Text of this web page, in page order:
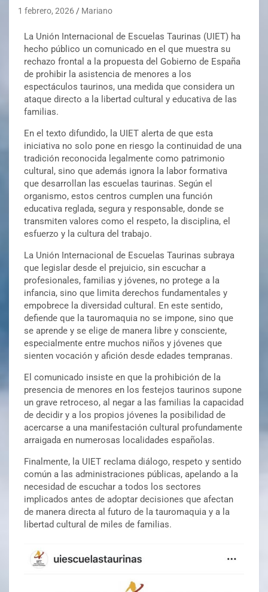
1 febrero, 2026 Mariano
La Unión Internacional de Escuelas Taurinas (UIET) ha
hecho público un comunicado en el que muestra su
rechazo frontal a la propuesta del Gobierno de España
de prohibir la asistencia de menores a los
espectáculos taurinos, una medida que considera un
ataque directo a la libertad cultural y educativa de las
familias.
En el texto difundido, la UIET alerta de que esta
iniciativa no solo pone en riesgo la continuidad de una
tradición reconocida legalmente como patrimonio
cultural, sino que además ignora la labor formativa
que desarrollan las escuelas taurinas. Según el
organismo, estos centros cumplen una función
educativa reglada, segura y responsable, donde se
transmiten valores como el respeto, la disciplina, el
esfuerzo y la cultura del trabajo.
La Unión Internacional de Escuelas Taurinas subraya
que legislar desde el prejuicio, sin escuchar a
profesionales, familias y jóvenes, no protege a la
infancia, sino que limita derechos fundamentales y
empobrece la diversidad cultural. En este sentido,
defiende que la tauromaquia no se impone, sino que
se aprende y se elige de manera libre y consciente,
especialmente entre muchos niños y jóvenes que
sienten vocación y afición desde edades tempranas.
El comunicado insiste en que la prohibición de la
presencia de menores en los festejos taurinos supone
un grave retroceso, al negar a las familias la capacidad
de decidir y a los propios jóvenes la posibilidad de
acercarse a una manifestación cultural profundamente
arraigada en numerosas localidades españolas.
Finalmente, la UIET reclama diálogo, respeto y sentido
común a las administraciones públicas, apelando a la
necesidad de escuchar a todos los sectores
implicados antes de adoptar decisiones que afectan
de manera directa al futuro de la tauromaquia y a la
libertad cultural de miles de familias.